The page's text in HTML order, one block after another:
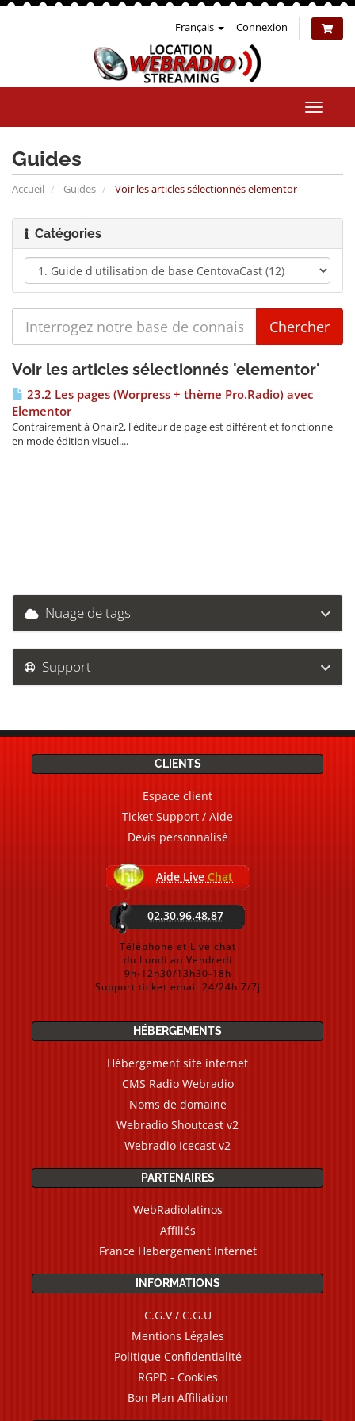
Français Connexion
la
Guides
Accueil Guides Voir les articles sélectionnés elementor
Catégories
Voir les articles sélectionnés 'elementor'
23.2 Les pages (Worpress + thème Pro.Radio) avec
Elementor
Contrairement à Onair2, l'éditeur de page est différent et fonctionne
en mode édition visuel....
Nuage de tags
Support
CLIENTS
Espace client
Ticket Support / Aide
Devis personnalisé
Aide Live Chat
02.30.96.48.87
Téléphone et Live chat
du Lundi au Vendredi
9h-12h30/13h30-18h
Support ticket email 24/24h 7/7j
HÉBERGEMENTS
Hébergement site internet
CMS Radio Webradio
Noms de domaine
Webradio Shoutcast v2
Webradio Icecast v2
PARTENAIRES
WebRadiolatinos
Affiliés
France Hebergement Internet
INFORMATIONS
C.G.V / C.G.U
Mentions Légales
Politique Confidentialité
RGPD - Cookies
Bon Plan Affiliation